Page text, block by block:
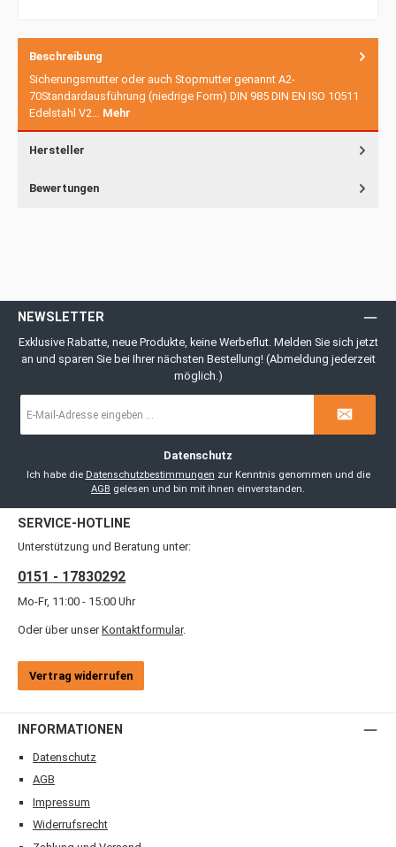
Beschreibung
Sicherungsmutter oder auch Stopmutter genannt A2-
70Standardausführung (niedrige Form) DIN 985 DIN EN ISO 10511
Edelstahl V2… Mehr
Hersteller
Bewertungen
NEWSLETTER
Exklusive Rabatte, neue Produkte, keine Werbeflut. Melden Sie sich jetzt
an und sparen Sie bei Ihrer nächsten Bestellung! (Abmeldung jederzeit
möglich.)
Mail-
Datenschutz
Ich habe die Datenschutzbestimmungen
zur Kenntnis genommen und die
AGB gelesen und bin mit ihnen einverstanden.
SERVICE-HOTLINE
Unterstützung und Beratung unter:
0151 - 17830292
Mo-Fr, 11:00 - 15:00 Uhr
Oder über unser Kontaktformular.
Vertrag widerrufen
INFORMATIONEN
Datenschutz
AGB
Impressum
Widerrufsrecht